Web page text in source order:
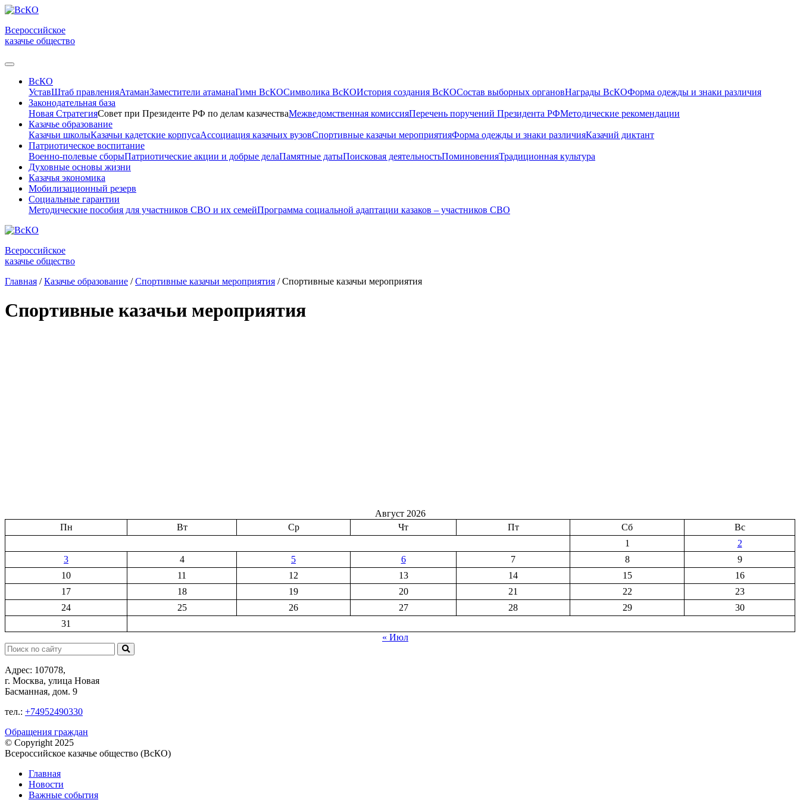
Всероссийское
казачье общество
ВсКО
УставШтаб правленияАтаманЗаместители атаманаГимн ВсКОСимволика ВсКОИстория создания ВсКОСостав выборных органовНаграды ВсКОФорма одежды и знаки различия
Законодательная база
Новая СтратегияСовет при Президенте РФ по делам казачестваМежведомственная комиссияПеречень поручений Президента РФМетодические рекомендации
Казачье образование
Казачьи школыКазачьи кадетские корпусаАссоциация казачьих вузовСпортивные казачьи мероприятияФорма одежды и знаки различияКазачий диктант
Патриотическое воспитание
Военно-полевые сборыПатриотические акции и добрые делаПамятные датыПоисковая деятельностьПоминовенияТрадиционная культура
Духовные основы жизни
Казачья экономика
Мобилизационный резерв
Социальные гарантии
Методические пособия для участников СВО и их семейПрограмма социальной адаптации казаков – участников СВО
Всероссийское
казачье общество
Главная / Казачье образование / Спортивные казачьи мероприятия / Спортивные казачьи мероприятия
Спортивные казачьи мероприятия
Август 2026
Пн
Вт Ср Чт Пт Сб
Вс
1
2
3
4 5 6 7 8
9
10
11 12 13 14 15
16
17
18 19 20 21 22
23
24
25 26 27 28 29
30
31
« Июл
Поиск:
Адрес: 107078,
г. Москва, улица Новая
Басманная, дом. 9
тел.: +74952490330
Обращения граждан
© Copyright 2025
Всероссийское казачье общество (ВсКО)
Главная
Новости
Важные события